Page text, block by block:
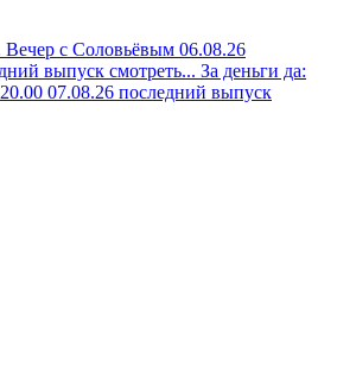
Вечер с Соловьёвым 06.08.26
выпуск смотреть... За деньги да:
07.08.26 последний выпуск